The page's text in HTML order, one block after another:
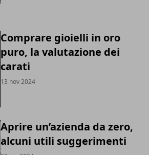
Comprare gioielli in oro
puro, la valutazione dei
carati
13 nov 2024
Aprire un’azienda da zero,
alcuni utili suggerimenti